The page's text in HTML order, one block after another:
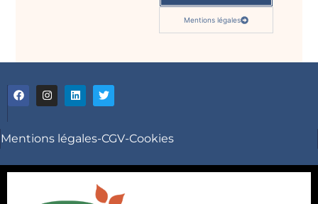
Mentions légales
Mentions légales-CGV-Cookies